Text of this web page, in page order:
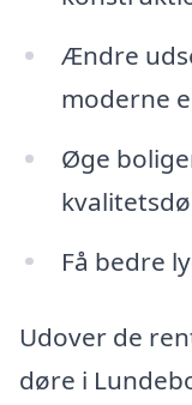
Ændre
moderne
Øge
Få bedre
Udover de
døre i